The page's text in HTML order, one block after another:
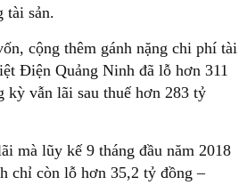
tài sản.
cộng thêm gánh nặng chi phí tài
Điện Quảng Ninh đã lỗ hơn 311
kỳ vẫn lãi sau thuế hơn 283 tỷ
mà lũy kế 9 tháng đầu năm 2018
chỉ còn lỗ hơn 35,2 tỷ đồng –